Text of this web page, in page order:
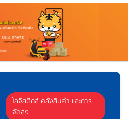
โลจิสติกส์ คลังสินค้า และการ
จัดส่ง